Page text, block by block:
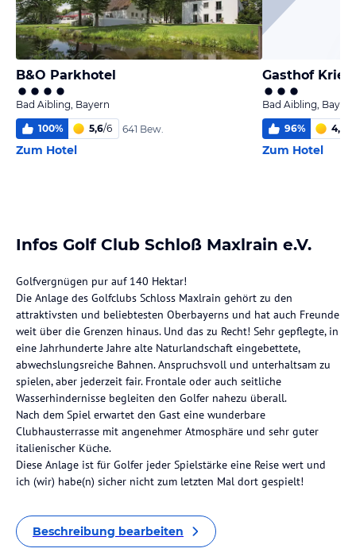
B&O Parkhotel
Bad Aibling, Bayern
100% 5,6/6 641 Bew.
Zum Hotel
Gasthof
Bad Aibling, Bayern
96% 4,8
Zum Hotel
Infos Golf Club Schloß Maxlrain e.V.
Golfvergnügen pur auf 140 Hektar!
Die Anlage des Golfclubs Schloss Maxlrain gehört zu den
attraktivsten und beliebtesten Oberbayerns und hat auch Freunde
weit über die Grenzen hinaus. Und das zu Recht! Sehr gepflegte, in
eine Jahrhunderte Jahre alte Naturlandschaft eingebettete,
abwechslungsreiche Bahnen. Anspruchsvoll und unterhaltsam zu
spielen, aber jederzeit fair. Frontale oder auch seitliche
Wasserhindernisse begleiten den Golfer nahezu überall.
Nach dem Spiel erwartet den Gast eine wunderbare
Clubhausterrasse mit angenehmer Atmosphäre und sehr guter
italienischer Küche.
Diese Anlage ist für Golfer jeder Spielstärke eine Reise wert und
ich (wir) habe(n) sicher nicht zum letzten Mal dort gespielt!
Beschreibung bearbeiten